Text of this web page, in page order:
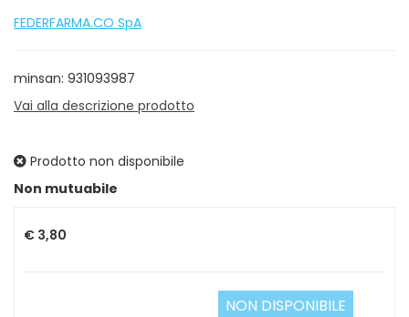
FEDERFARMA.CO SpA
minsan: 931093987
Vai alla descrizione prodotto
Prodotto non disponibile
Non mutuabile
Prezzo
€ 3,80
NON DISPONIBILE